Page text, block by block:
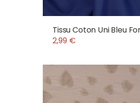
Tissu Coton Uni Bleu
2,99 €